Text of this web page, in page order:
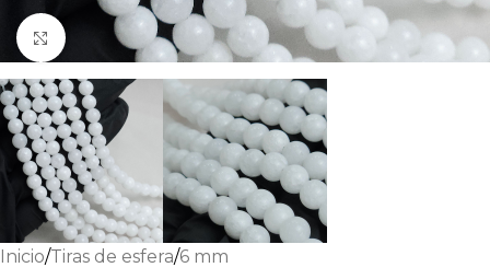
Haga clic para ampliar
Inicio/Tiras de esfera/6 mm